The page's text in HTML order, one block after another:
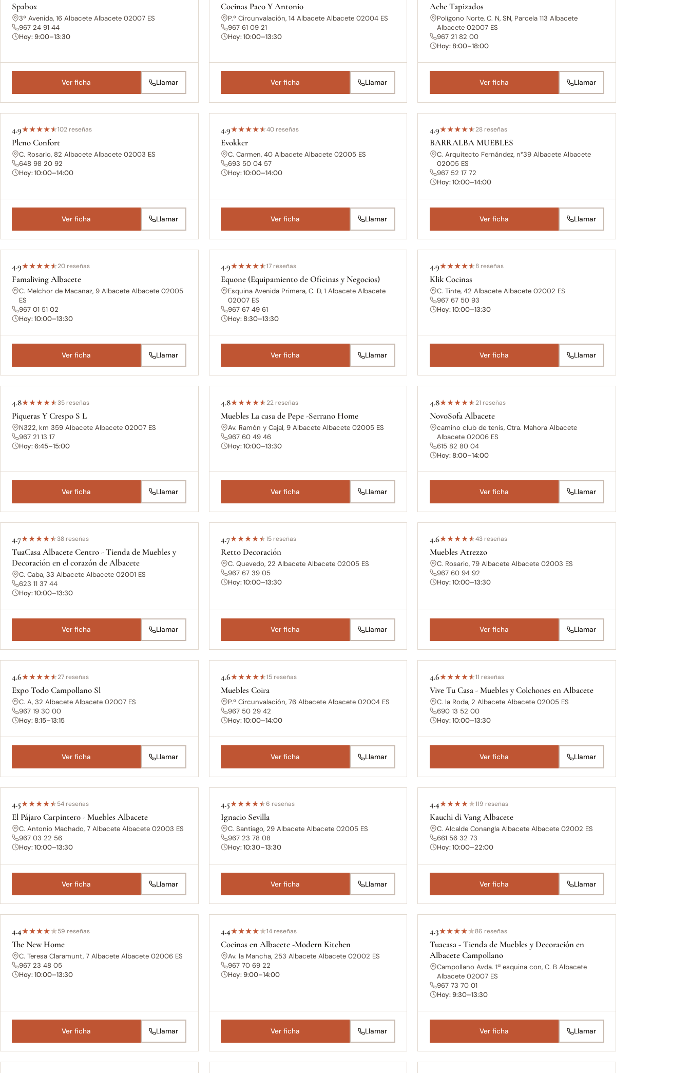
Spabox
3ª Avenida, 16 Albacete Albacete 02007 ES
967 24 91 44
Hoy: 9:00–13:30
Ver ficha Llamar
Cocinas Paco Y Antonio
P.º Circunvalación, 14 Albacete Albacete 02004 ES
967 61 09 21
Hoy: 10:00–13:30
Ver ficha Llamar
Ache Tapizados
Polígono Norte, C. N, SN, Parcela 113 Albacete
Albacete 02007 ES
967 21 82 00
Hoy: 8:00–18:00
Ver ficha Llamar
4.9★★★★★102 reseñas
Pleno Confort
C. Rosario, 82 Albacete Albacete 02003 ES
648 98 20 92
Hoy: 10:00–14:00
Ver ficha Llamar
4.9★★★★★40 reseñas
Evokker
C. Carmen, 40 Albacete Albacete 02005 ES
693 50 04 57
Hoy: 10:00–14:00
Ver ficha Llamar
4.9★★★★★28 reseñas
BARRALBA MUEBLES
C. Arquitecto Fernández, n°39 Albacete Albacete
02005 ES
967 52 17 72
Hoy: 10:00–14:00
Ver ficha Llamar
4.9★★★★★20 reseñas
Famaliving Albacete
C. Melchor de Macanaz, 9 Albacete Albacete 02005
ES
967 01 51 02
Hoy: 10:00–13:30
Ver ficha Llamar
4.9★★★★★17 reseñas
Equone (Equipamiento de Oficinas y Negocios)
Esquina Avenida Primera, C. D, 1 Albacete Albacete
02007 ES
967 67 49 61
Hoy: 8:30–13:30
Ver ficha Llamar
4.9★★★★★8 reseñas
Klik Cocinas
C. Tinte, 42 Albacete Albacete 02002 ES
967 67 50 93
Hoy: 10:00–13:30
Ver ficha Llamar
4.8★★★★★35 reseñas
Piqueras Y Crespo S L
N322, km 359 Albacete Albacete 02007 ES
967 21 13 17
Hoy: 6:45–15:00
Ver ficha Llamar
4.8★★★★★22 reseñas
Muebles La casa de Pepe -Serrano Home
Av. Ramón y Cajal, 9 Albacete Albacete 02005 ES
967 60 49 46
Hoy: 10:00–13:30
Ver ficha Llamar
4.8★★★★★21 reseñas
NovoSofa Albacete
camino club de tenis, Ctra. Mahora Albacete
Albacete 02006 ES
615 82 80 04
Hoy: 8:00–14:00
Ver ficha Llamar
4.7★★★★★38 reseñas
TuaCasa Albacete Centro - Tienda de Muebles y
Decoración en el corazón de Albacete
C. Caba, 33 Albacete Albacete 02001 ES
623 11 37 44
Hoy: 10:00–13:30
Ver ficha Llamar
4.7★★★★★15 reseñas
Retto Decoración
C. Quevedo, 22 Albacete Albacete 02005 ES
967 67 39 05
Hoy: 10:00–13:30
Ver ficha Llamar
4.6★★★★★43 reseñas
Muebles Atrezzo
C. Rosario, 79 Albacete Albacete 02003 ES
967 60 94 92
Hoy: 10:00–13:30
Ver ficha Llamar
4.6★★★★★27 reseñas
Expo Todo Campollano Sl
C. A, 32 Albacete Albacete 02007 ES
967 19 30 00
Hoy: 8:15–13:15
Ver ficha Llamar
4.6★★★★★15 reseñas
Muebles Coira
P.º Circunvalación, 76 Albacete Albacete 02004 ES
967 50 29 42
Hoy: 10:00–14:00
Ver ficha Llamar
4.6★★★★★11 reseñas
Vive Tu Casa - Muebles y Colchones en Albacete
C. la Roda, 2 Albacete Albacete 02005 ES
690 13 52 00
Hoy: 10:00–13:30
Ver ficha Llamar
4.5★★★★★54 reseñas
El Pájaro Carpintero - Muebles Albacete
C. Antonio Machado, 7 Albacete Albacete 02003 ES
967 03 22 56
Hoy: 10:00–13:30
Ver ficha Llamar
4.5★★★★★6 reseñas
Ignacio Sevilla
C. Santiago, 29 Albacete Albacete 02005 ES
967 23 78 08
Hoy: 10:30–13:30
Ver ficha Llamar
4.4★★★★★119 reseñas
Kauchi di Vang Albacete
C. Alcalde Conangla Albacete Albacete 02002 ES
661 56 32 73
Hoy: 10:00–22:00
Ver ficha Llamar
4.4★★★★★59 reseñas
The New Home
C. Teresa Claramunt, 7 Albacete Albacete 02006 ES
967 23 48 05
Hoy: 10:00–13:30
Ver ficha Llamar
4.4★★★★★14 reseñas
Cocinas en Albacete -Modern Kitchen
Av. la Mancha, 253 Albacete Albacete 02002 ES
967 70 69 22
Hoy: 9:00–14:00
Ver ficha Llamar
4.3★★★★★86 reseñas
Tuacasa - Tienda de Muebles y Decoración en
Albacete Campollano
Campollano Avda. 1ª esquina con, C. B Albacete
Albacete 02007 ES
967 73 70 01
Hoy: 9:30–13:30
Ver ficha Llamar